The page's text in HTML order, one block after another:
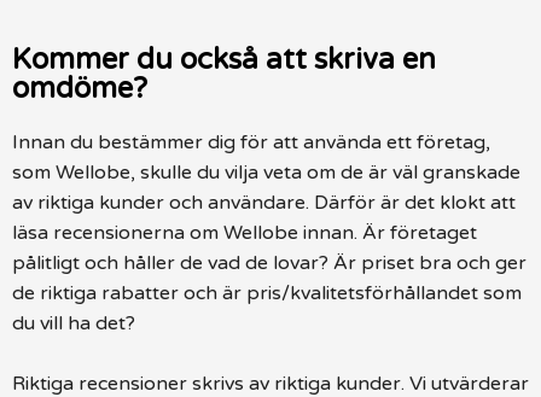
Kommer du också att skriva en
omdöme?
Innan du bestämmer dig för att använda ett företag,
som Wellobe, skulle du vilja veta om de är väl granskade
av riktiga kunder och användare. Därför är det klokt att
läsa recensionerna om Wellobe innan. Är företaget
pålitligt och håller de vad de lovar? Är priset bra och ger
de riktiga rabatter och är pris/kvalitetsförhållandet som
du vill ha det?
Riktiga recensioner skrivs av riktiga kunder. Vi utvärderar